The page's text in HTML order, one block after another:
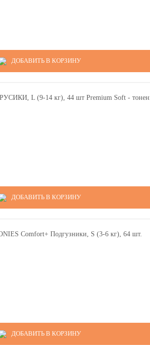
ДОБАВИТЬ В КОРЗИНУ
ДОБАВИТЬ В КОРЗИНУ
ДОБАВИТЬ В КОРЗИНУ